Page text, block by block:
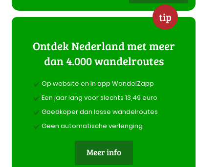
tip
Ontdek Nederland met meer
dan 4.000 wandelroutes
Op website en in app WandelZapp
Een jaar lang voor slechts 13,49 euro
Goedkoper dan losse wandelroutes
Geen automatische verlenging
Meer info